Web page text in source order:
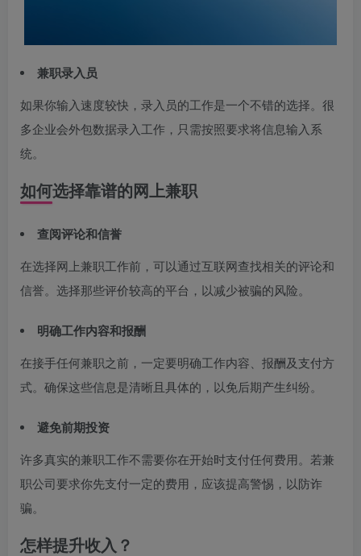
兼职录入员
如果你输入速度较快，录入员的工作是一个不错的选择。很
多企业会外包数据录入工作，只需按照要求将信息输入系
统。
如何选择靠谱的网上兼职
查阅评论和信誉
在选择网上兼职工作前，可以通过互联网查找相关的评论和
信誉。选择那些评价较高的平台，以减少被骗的风险。
明确工作内容和报酬
在接手任何兼职之前，一定要明确工作内容、报酬及支付方
式。确保这些信息是清晰且具体的，以免后期产生纠纷。
避免前期投资
许多真实的兼职工作不需要你在开始时支付任何费用。若兼
职公司要求你先支付一定的费用，应该提高警惕，以防诈
骗。
怎样提升收入？